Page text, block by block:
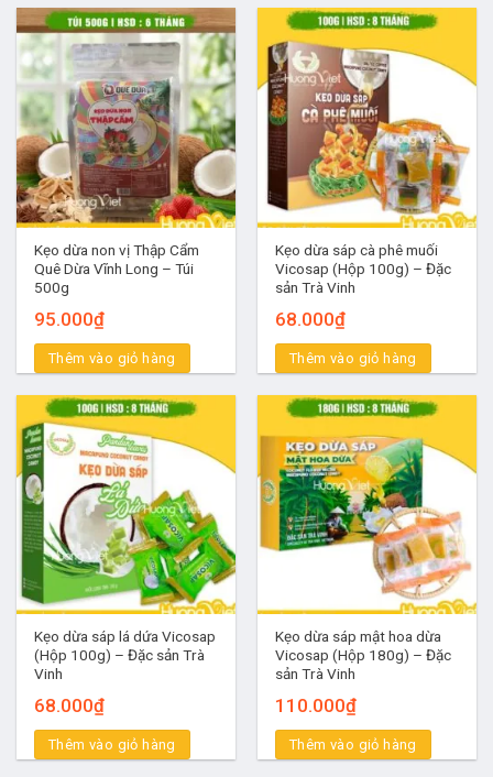
Kẹo dừa Bến Tre – Đặc sản lâu đời nhưng vẫn bán chạy hàng
2. Quy trình sản xuất kẹo dừa Bến Tre
Nguyên liệu
– Nước cốt dừa
– Đường (trước kia dùng đường thùng, ngày nay dùng đường
cát).
– Mạch nha
Quy trình làm kẹo dừa
đường của hạt nếp, ủ cho lên mầm rồi làm mạch nha. Thóc
nếp phải tốt, hạt to chín đều và tưới bằng nước mưa sạch
Kẹo dừa non vị Thập Cẩm
Quê Dừa Vĩnh Long – Túi
500g
95.000₫
Thêm vào giỏ hàng
Kẹo dừa sáp cà phê muối
Vicosap (Hộp 100g) – Đặc
sản Trà Vinh
68.000₫
Thêm vào giỏ hàng
Kẹo dừa sáp lá dứa Vicosap
(Hộp 100g) – Đặc sản Trà
Vinh
68.000₫
Thêm vào giỏ hàng
Kẹo dừa sáp mật hoa dừa
Vicosap (Hộp 180g) – Đặc
sản Trà Vinh
110.000₫
Thêm vào giỏ hàng